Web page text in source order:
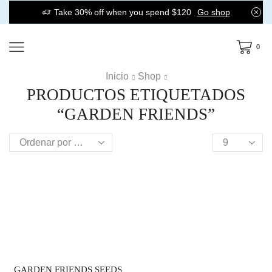
Take 30% off when you spend $120 Go shop
0
Inicio Shop
PRODUCTOS ETIQUETADOS
“GARDEN FRIENDS”
Products
GARDEN FRIENDS SEEDS